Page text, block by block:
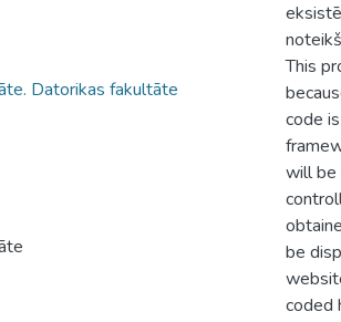
Datorikas fakultāte
This
code
will be
be
coded